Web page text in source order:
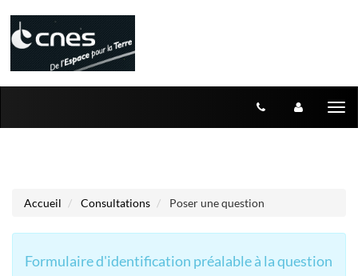
Accueil Consultations Poser une question
Formulaire d'identification préalable à la question